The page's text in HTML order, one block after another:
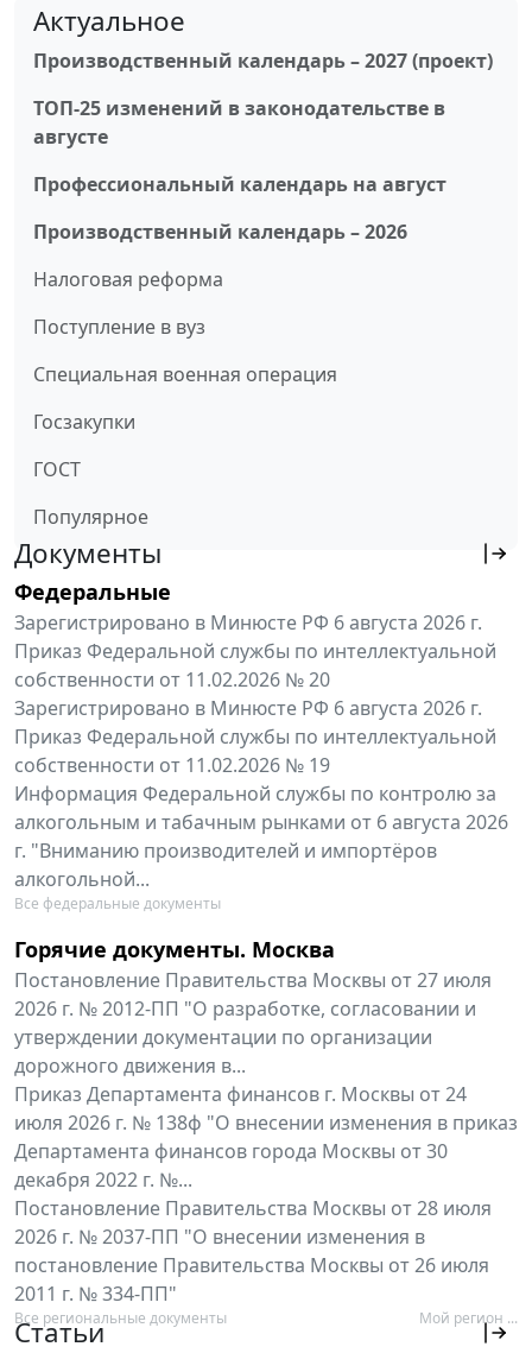
Актуальное
Производственный календарь – 2027 (проект)
ТОП-25 изменений в законодательстве в
августе
Профессиональный календарь на август
Производственный календарь – 2026
Налоговая реформа
Поступление в вуз
Специальная военная операция
Госзакупки
ГОСТ
Популярное
Документы
Федеральные
Зарегистрировано в Минюсте РФ 6 августа 2026 г.
Приказ Федеральной службы по интеллектуальной
собственности от 11.02.2026 № 20
Зарегистрировано в Минюсте РФ 6 августа 2026 г.
Приказ Федеральной службы по интеллектуальной
собственности от 11.02.2026 № 19
Информация Федеральной службы по контролю за
алкогольным и табачным рынками от 6 августа 2026
г. "Вниманию производителей и импортёров
алкогольной...
Все федеральные документы
Горячие документы. Москва
Постановление Правительства Москвы от 27 июля
2026 г. № 2012-ПП "О разработке, согласовании и
утверждении документации по организации
дорожного движения в...
Приказ Департамента финансов г. Москвы от 24
июля 2026 г. № 138ф "О внесении изменения в приказ
Департамента финансов города Москвы от 30
декабря 2022 г. №...
Постановление Правительства Москвы от 28 июля
2026 г. № 2037-ПП "О внесении изменения в
постановление Правительства Москвы от 26 июля
2011 г. № 334-ПП"
Все региональные документы Мой регион ...
Статьи